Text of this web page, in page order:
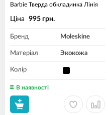
Barbie Тверда обкладинка Лінія
Ціна 995 грн.
Бренд Moleskine
Матеріал Экокожа
Колір
В наявності